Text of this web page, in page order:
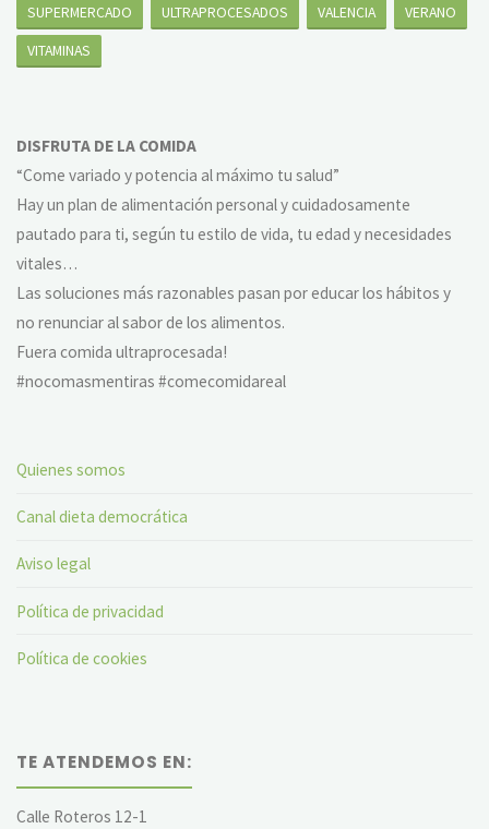
SUPERMERCADO
ULTRAPROCESADOS VALENCIA
VERANO
VITAMINAS
DISFRUTA DE LA COMIDA
“Come variado y potencia al máximo tu salud”
Hay un plan de alimentación personal y cuidadosamente
pautado para ti, según tu estilo de vida, tu edad y necesidades
vitales…
Las soluciones más razonables pasan por educar los hábitos y
no renunciar al sabor de los alimentos.
Fuera comida ultraprocesada!
#nocomasmentiras #comecomidareal
Quienes somos
Canal dieta democrática
Aviso legal
Política de privacidad
Política de cookies
TE ATENDEMOS EN:
Calle Roteros 12-1